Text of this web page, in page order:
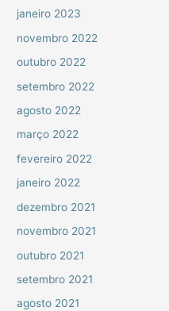
janeiro 2023
novembro 2022
outubro 2022
setembro 2022
agosto 2022
março 2022
fevereiro 2022
janeiro 2022
dezembro 2021
novembro 2021
outubro 2021
setembro 2021
agosto 2021